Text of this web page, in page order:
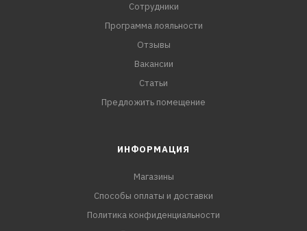
Сотрудники
Программа лояльности
Отзывы
Вакансии
Статьи
Предложить помещение
ИНФОРМАЦИЯ
Магазины
Способы оплаты и доставки
Политика конфиденциальности